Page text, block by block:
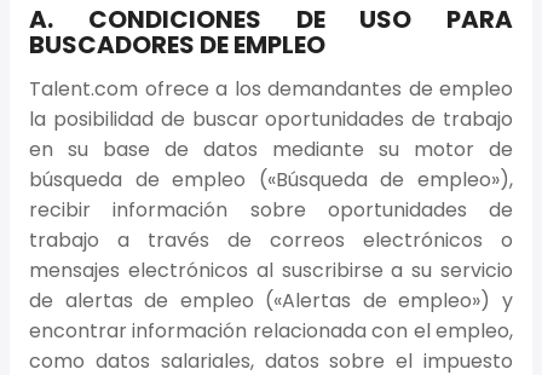
A. CONDICIONES DE USO PARA
BUSCADORES DE EMPLEO
Talent.com ofrece a los demandantes de empleo
la posibilidad de buscar oportunidades de trabajo
en su base de datos mediante su motor de
búsqueda de empleo («Búsqueda de empleo»),
recibir información sobre oportunidades de
trabajo a través de correos electrónicos o
mensajes electrónicos al suscribirse a su servicio
de alertas de empleo («Alertas de empleo») y
encontrar información relacionada con el empleo,
como datos salariales, datos sobre el impuesto